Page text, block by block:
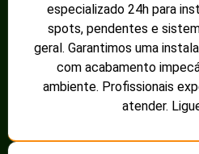
especializado 24h para
spots, pendentes e
geral. Garantimos uma
com acabamento
ambiente. Profissionais
atender.